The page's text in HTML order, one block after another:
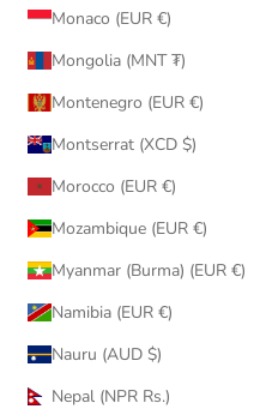
Monaco (EUR €)
Mongolia (MNT ₮)
Montenegro (EUR €)
Montserrat (XCD $)
Morocco (EUR €)
Mozambique (EUR €)
Myanmar (Burma) (EUR €)
Namibia (EUR €)
Nauru (AUD $)
Nepal (NPR Rs.)